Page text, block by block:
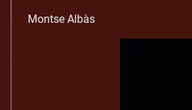
Montse Albàs